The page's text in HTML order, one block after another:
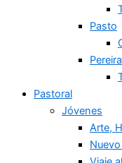
Pasto
Pereira
Pastoral
Jóvenes
Arte,